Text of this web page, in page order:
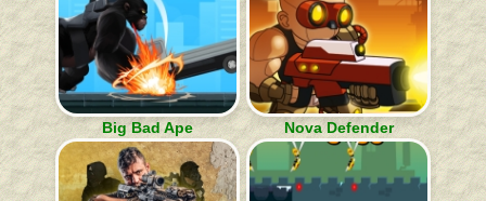
Big Bad Ape Nova Defender